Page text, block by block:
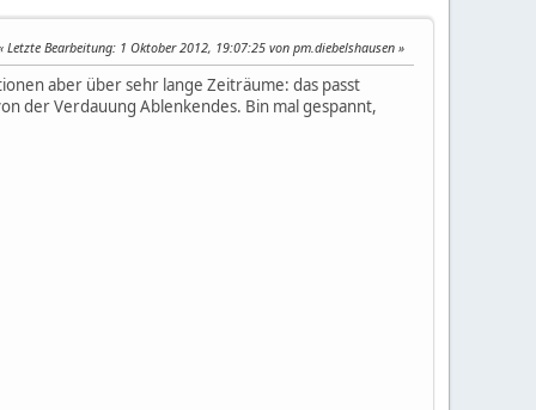
Letzte Bearbeitung: 1 Oktober 2012, 19:07:25 von pm.diebelshausen
aber über sehr lange Zeiträume: das passt
der Verdauung Ablenkendes. Bin mal gespannt,